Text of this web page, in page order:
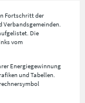
Fortschritt der
Verbandsgemeinden.
Die
vom
Energiegewinnung
und Tabellen.